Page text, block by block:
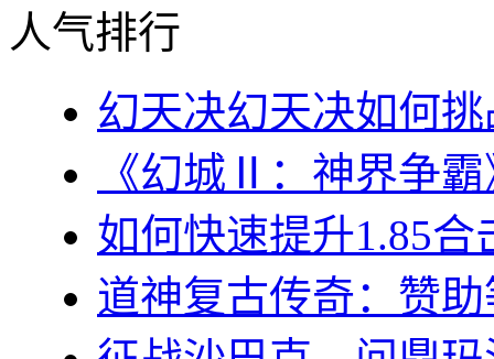
人气排行
幻天决幻天决如何
《幻城Ⅱ：神界争
如何快速提升1.85
道神复古传奇：赞